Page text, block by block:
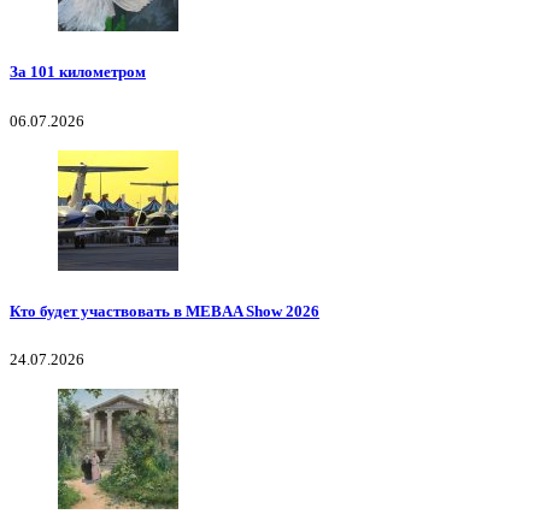
За 101 километром
06.07.2026
Кто будет участвовать в MEBAA Show 2026
24.07.2026